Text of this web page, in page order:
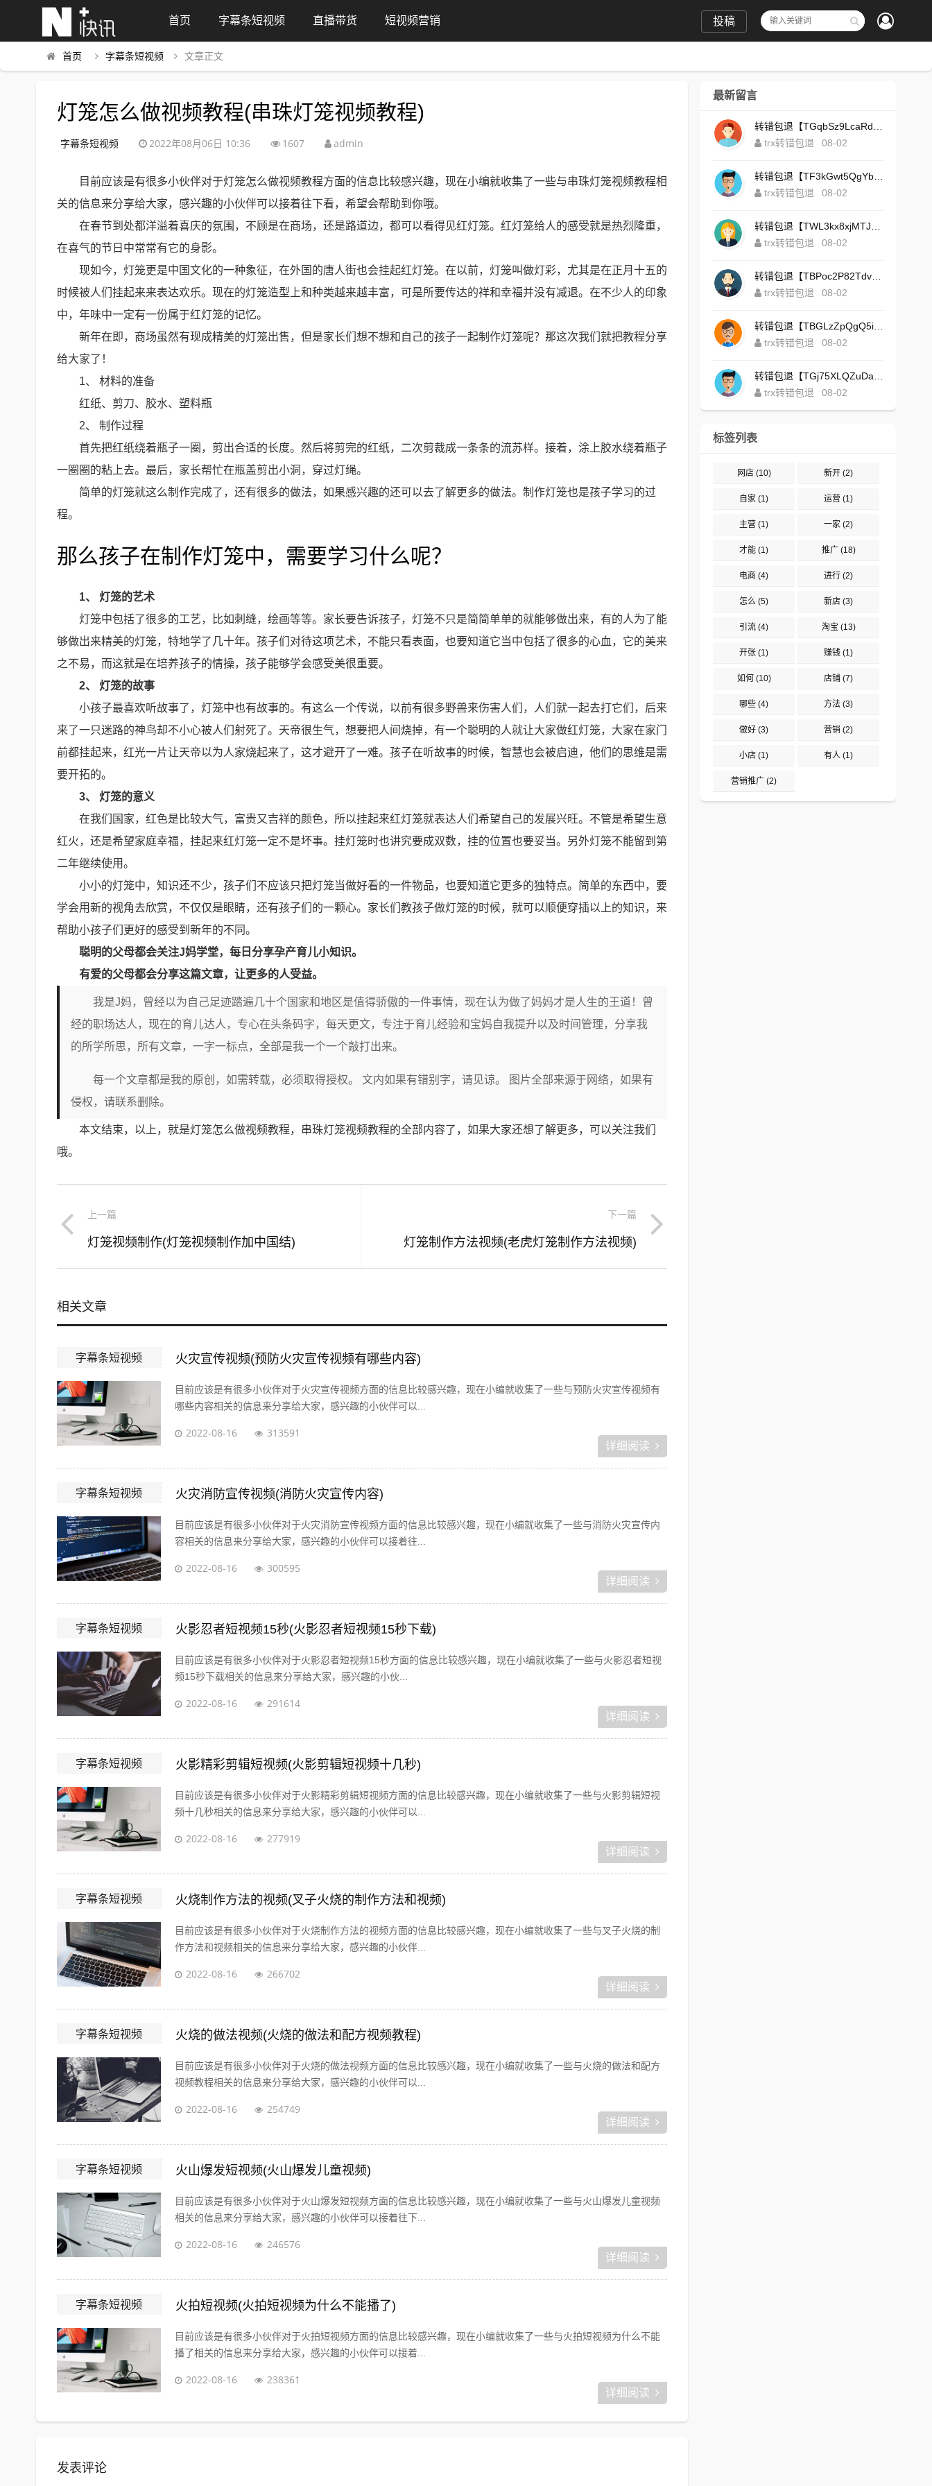
首页 字幕条短视频 直播带货 短视频营销 投稿
首页 字幕条短视频 文章正文
灯笼怎么做视频教程(串珠灯笼视频教程)
字幕条短视频 2022年08月06日 10:36 1607 admin
目前应该是有很多小伙伴对于灯笼怎么做视频教程方面的信息比较感兴趣，现在小编就收集了一些与串珠灯笼视频教程相
关的信息来分享给大家，感兴趣的小伙伴可以接着往下看，希望会帮助到你哦。
在春节到处都洋溢着喜庆的氛围，不顾是在商场，还是路道边，都可以看得见红灯笼。红灯笼给人的感受就是热烈隆重，
在喜气的节日中常常有它的身影。
现如今，灯笼更是中国文化的一种象征，在外国的唐人街也会挂起红灯笼。在以前，灯笼叫做灯彩，尤其是在正月十五的
时候被人们挂起来来表达欢乐。现在的灯笼造型上和种类越来越丰富，可是所要传达的祥和幸福并没有减退。在不少人的印象
中，年味中一定有一份属于红灯笼的记忆。
新年在即，商场虽然有现成精美的灯笼出售，但是家长们想不想和自己的孩子一起制作灯笼呢？那这次我们就把教程分享
给大家了！
1、 材料的准备
红纸、剪刀、胶水、塑料瓶
2、 制作过程
首先把红纸绕着瓶子一圈，剪出合适的长度。然后将剪完的红纸，二次剪裁成一条条的流苏样。接着，涂上胶水绕着瓶子
一圈圈的粘上去。最后，家长帮忙在瓶盖剪出小洞，穿过灯绳。
简单的灯笼就这么制作完成了，还有很多的做法，如果感兴趣的还可以去了解更多的做法。制作灯笼也是孩子学习的过
程。
那么孩子在制作灯笼中，需要学习什么呢？
1、 灯笼的艺术
灯笼中包括了很多的工艺，比如刺缝，绘画等等。家长要告诉孩子，灯笼不只是简简单单的就能够做出来，有的人为了能
够做出来精美的灯笼，特地学了几十年。孩子们对待这项艺术，不能只看表面，也要知道它当中包括了很多的心血，它的美来
之不易，而这就是在培养孩子的情操，孩子能够学会感受美很重要。
2、 灯笼的故事
小孩子最喜欢听故事了，灯笼中也有故事的。有这么一个传说，以前有很多野兽来伤害人们，人们就一起去打它们，后来
来了一只迷路的神鸟却不小心被人们射死了。天帝很生气，想要把人间烧掉，有一个聪明的人就让大家做红灯笼，大家在家门
前都挂起来，红光一片让天帝以为人家烧起来了，这才避开了一难。孩子在听故事的时候，智慧也会被启迪，他们的思维是需
要开拓的。
3、 灯笼的意义
在我们国家，红色是比较大气，富贵又吉祥的颜色，所以挂起来红灯笼就表达人们希望自己的发展兴旺。不管是希望生意
红火，还是希望家庭幸福，挂起来红灯笼一定不是坏事。挂灯笼时也讲究要成双数，挂的位置也要妥当。另外灯笼不能留到第
二年继续使用。
小小的灯笼中，知识还不少，孩子们不应该只把灯笼当做好看的一件物品，也要知道它更多的独特点。简单的东西中，要
学会用新的视角去欣赏，不仅仅是眼睛，还有孩子们的一颗心。家长们教孩子做灯笼的时候，就可以顺便穿插以上的知识，来
帮助小孩子们更好的感受到新年的不同。
聪明的父母都会关注J妈学堂，每日分享孕产育儿小知识。
有爱的父母都会分享这篇文章，让更多的人受益。
我是J妈，曾经以为自己足迹踏遍几十个国家和地区是值得骄傲的一件事情，现在认为做了妈妈才是人生的王道！曾
经的职场达人，现在的育儿达人，专心在头条码字，每天更文，专注于育儿经验和宝妈自我提升以及时间管理，分享我
的所学所思，所有文章，一字一标点，全部是我一个一个敲打出来。
每一个文章都是我的原创，如需转载，必须取得授权。 文内如果有错别字，请见谅。 图片全部来源于网络，如果有
侵权，请联系删除。
本文结束，以上，就是灯笼怎么做视频教程，串珠灯笼视频教程的全部内容了，如果大家还想了解更多，可以关注我们
哦。
上一篇
灯笼视频制作(灯笼视频制作加中国结)
下一篇
灯笼制作方法视频(老虎灯笼制作方法视频)
相关文章
字幕条短视频 火灾宣传视频(预防火灾宣传视频有哪些内容)
目前应该是有很多小伙伴对于火灾宣传视频方面的信息比较感兴趣，现在小编就收集了一些与预防火灾宣传视频有
哪些内容相关的信息来分享给大家，感兴趣的小伙伴可以...
2022-08-16 313591
详细阅读
字幕条短视频 火灾消防宣传视频(消防火灾宣传内容)
目前应该是有很多小伙伴对于火灾消防宣传视频方面的信息比较感兴趣，现在小编就收集了一些与消防火灾宣传内
容相关的信息来分享给大家，感兴趣的小伙伴可以接着往...
2022-08-16 300595
详细阅读
字幕条短视频 火影忍者短视频15秒(火影忍者短视频15秒下载)
目前应该是有很多小伙伴对于火影忍者短视频15秒方面的信息比较感兴趣，现在小编就收集了一些与火影忍者短视
频15秒下载相关的信息来分享给大家，感兴趣的小伙...
2022-08-16 291614
详细阅读
字幕条短视频 火影精彩剪辑短视频(火影剪辑短视频十几秒)
目前应该是有很多小伙伴对于火影精彩剪辑短视频方面的信息比较感兴趣，现在小编就收集了一些与火影剪辑短视
频十几秒相关的信息来分享给大家，感兴趣的小伙伴可以...
2022-08-16 277919
详细阅读
字幕条短视频 火烧制作方法的视频(叉子火烧的制作方法和视频)
目前应该是有很多小伙伴对于火烧制作方法的视频方面的信息比较感兴趣，现在小编就收集了一些与叉子火烧的制
作方法和视频相关的信息来分享给大家，感兴趣的小伙伴...
2022-08-16 266702
详细阅读
字幕条短视频 火烧的做法视频(火烧的做法和配方视频教程)
目前应该是有很多小伙伴对于火烧的做法视频方面的信息比较感兴趣，现在小编就收集了一些与火烧的做法和配方
视频教程相关的信息来分享给大家，感兴趣的小伙伴可以...
2022-08-16 254749
详细阅读
字幕条短视频 火山爆发短视频(火山爆发儿童视频)
目前应该是有很多小伙伴对于火山爆发短视频方面的信息比较感兴趣，现在小编就收集了一些与火山爆发儿童视频
相关的信息来分享给大家，感兴趣的小伙伴可以接着往下...
2022-08-16 246576
详细阅读
字幕条短视频 火拍短视频(火拍短视频为什么不能播了)
目前应该是有很多小伙伴对于火拍短视频方面的信息比较感兴趣，现在小编就收集了一些与火拍短视频为什么不能
播了相关的信息来分享给大家，感兴趣的小伙伴可以接着...
2022-08-16 238361
详细阅读
发表评论
最新留言
trx转错包退
08-02
trx转错包退
08-02
trx转错包退
08-02
trx转错包退
08-02
trx转错包退
08-02
trx转错包退
08-02
标签列表
网店(10) 新开 (2)
自家 (1) 运营 (1)
主营 (1) 一家 (2)
才能 (1) 推广(18)
电商 (4) 进行 (2)
怎么 (5) 新店 (3)
引流 (4) 淘宝 (13)
开张 (1) 赚钱 (1)
如何 (10) 店铺 (7)
哪些 (4) 方法 (3)
做好 (3) 营销 (2)
小店 (1) 有人 (1)
营销推广 (2)